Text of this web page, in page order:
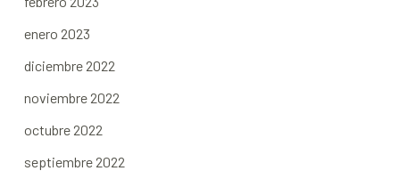
enero 2023
diciembre 2022
noviembre 2022
octubre 2022
septiembre 2022